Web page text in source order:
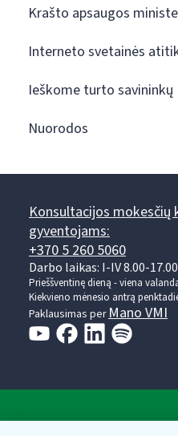
Krašto apsaugos
Interneto svetainės
Ieškome turto savininkų
Nuorodos
Konsultacijos mokesčių
gyventojams:
+370 5 260 5060
Darbo laikas: I-IV 8.00-
Prieššventinę dieną - viena
Kiekvieno mėnesio antrą
Paklausimas per Mano VMI